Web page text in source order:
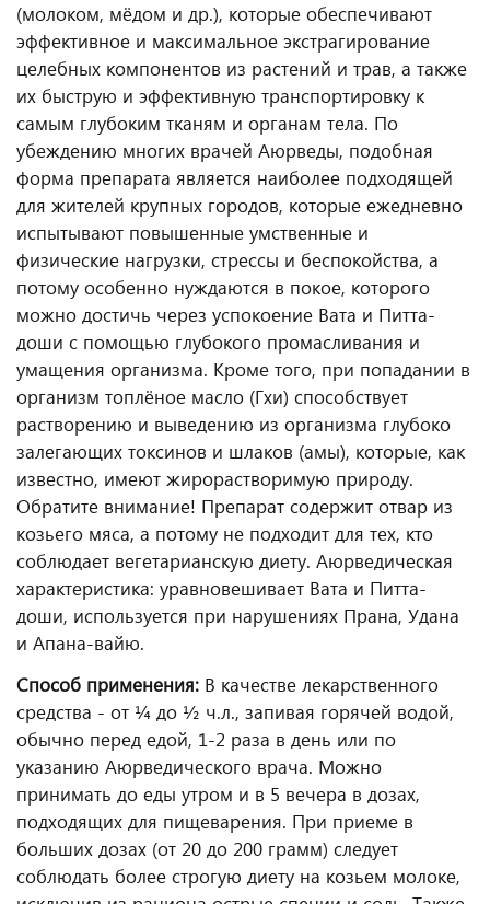
(молоком, мёдом и др.), которые обеспечивают
эффективное и максимальное экстрагирование
целебных компонентов из растений и трав, а также
их быструю и эффективную транспортировку к
самым глубоким тканям и органам тела. По
убеждению многих врачей Аюрведы, подобная
форма препарата является наиболее подходящей
для жителей крупных городов, которые ежедневно
испытывают повышенные умственные и
физические нагрузки, стрессы и беспокойства, а
потому особенно нуждаются в покое, которого
можно достичь через успокоение Вата и Питта-
доши с помощью глубокого промасливания и
умащения организма. Кроме того, при попадании в
организм топлёное масло (Гхи) способствует
растворению и выведению из организма глубоко
залегающих токсинов и шлаков (амы), которые, как
известно, имеют жирорастворимую природу.
Обратите внимание! Препарат содержит отвар из
козьего мяса, а потому не подходит для тех, кто
соблюдает вегетарианскую диету. Аюрведическая
характеристика: уравновешивает Вата и Питта-
доши, используется при нарушениях Прана, Удана
и Апана-вайю.
Способ применения: В качестве лекарственного
средства - от ¼ до ½ ч.л., запивая горячей водой,
обычно перед едой, 1-2 раза в день или по
указанию Аюрведического врача. Можно
принимать до еды утром и в 5 вечера в дозах,
подходящих для пищеварения. При приеме в
больших дозах (от 20 до 200 грамм) следует
соблюдать более строгую диету на козьем молоке,